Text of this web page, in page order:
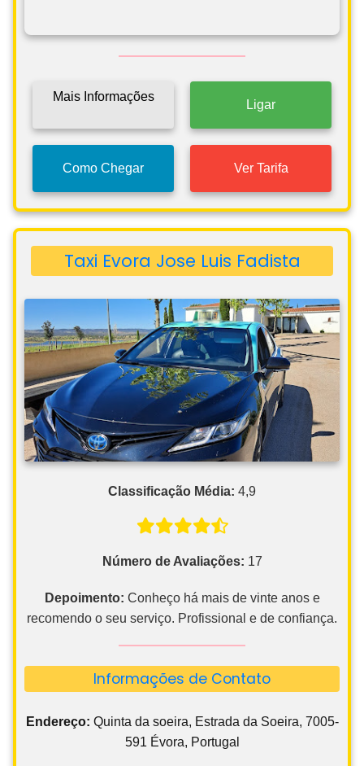
Mais Informações
Ligar
Como Chegar Ver Tarifa
Taxi Evora Jose Luis Fadista
Classificação Média: 4,9
Número de Avaliações: 17
Depoimento: Conheço há mais de vinte anos e
recomendo o seu serviço. Profissional e de confiança.
Informações de Contato
Endereço: Quinta da soeira, Estrada da Soeira, 7005-
591 Évora, Portugal